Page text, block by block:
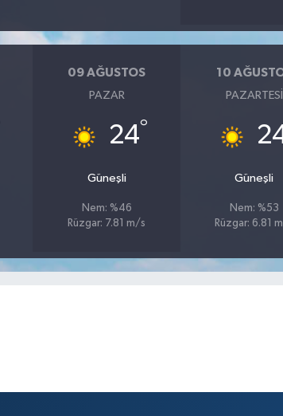
09 AĞUSTOS
PAZAR
24°
Güneşli
Nem: %46
Rüzgar: 7.81 m/s
10
PAZARTESI
Güneşli
Nem: %53
Rüzgar: 6.81